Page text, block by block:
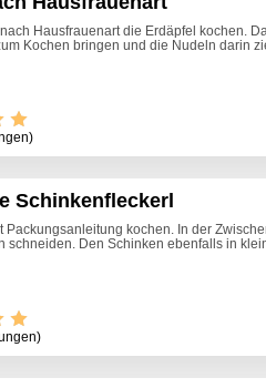
Hausfrauenart die Erdäpfel kochen.
Kochen bringen und die Nudeln darin
Schinkenfleckerl
Packungsanleitung kochen. In der
schneiden. Den Schinken ebenfalls in